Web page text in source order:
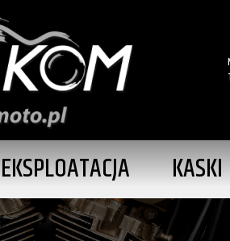
EKSPLOATACJA KASKI